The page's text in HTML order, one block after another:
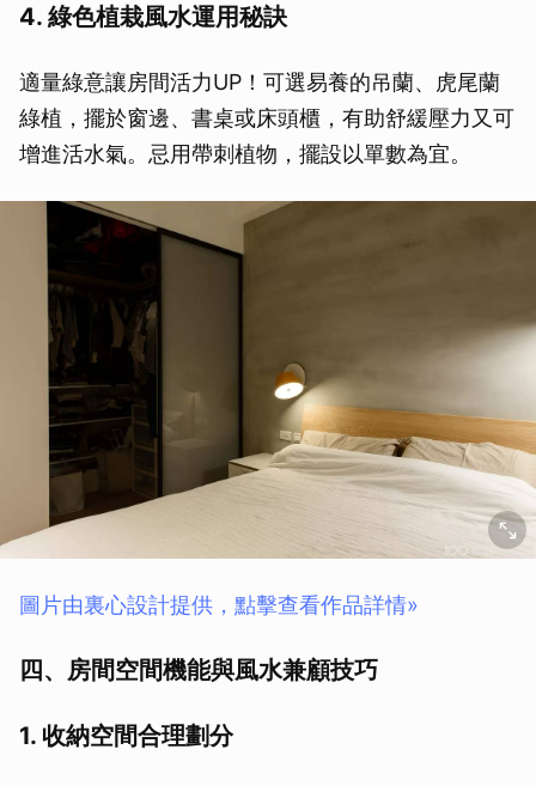
4. 綠色植栽風水運用秘訣
適量綠意讓房間活力UP！可選易養的吊蘭、虎尾蘭
綠植，擺於窗邊、書桌或床頭櫃，有助舒緩壓力又可
增進活水氣。忌用帶刺植物，擺設以單數為宜。
圖片由裏心設計提供，點擊查看作品詳情»
四、房間空間機能與風水兼顧技巧
1. 收納空間合理劃分